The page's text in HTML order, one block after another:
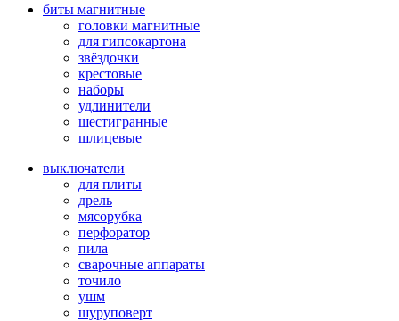
биты магнитные
головки магнитные
для гипсокартона
звёздочки
крестовые
наборы
удлинители
шестигранные
шлицевые
выключатели
для плиты
дрель
мясорубка
перфоратор
пила
сварочные аппараты
точило
ушм
шуруповерт